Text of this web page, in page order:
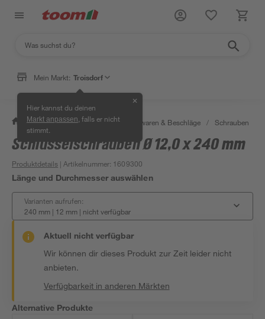
Mein Markt: Troisdorf
Hier kannst du deinen
Markt anpassen , falls er nicht
stimmt.
✕
/ Werkstatt & Maschinen / Eisenwaren & Beschläge / Schrauben
Schlüsselschrauben Ø 12,0 x 240 mm
Produktdetails | Artikelnummer: 1609300
Länge und Durchmesser auswählen
Varianten aufrufen:
240 mm | 12 mm | nicht verfügbar
Aktuell nicht verfügbar
Wir können dir dieses Produkt zur Zeit leider nicht
anbieten.
Verfügbarkeit in anderen Märkten
Alternative Produkte